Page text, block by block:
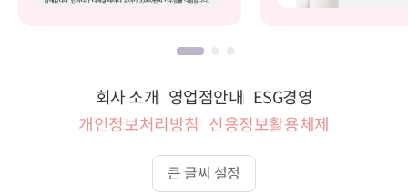
회사 소개 영업점안내 ESG경영
개인정보처리방침 신용정보활용체제
큰 글씨 설정